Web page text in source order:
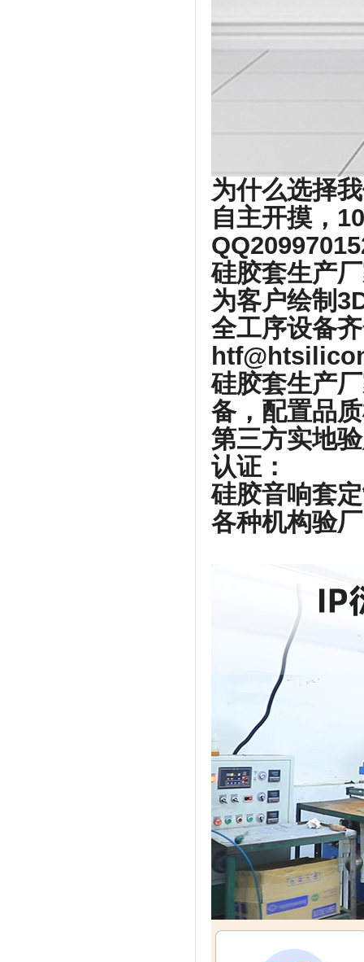
为什么选择
自主开摸，
硅胶套生产
为客户绘制
全工序设备
硅胶套生产
备，配置品
第三方实地
认证：
硅胶音响套
各种机构验